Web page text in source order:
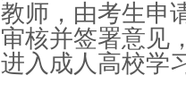
教师，由考生申
审核并签署意见
进入成人高校学